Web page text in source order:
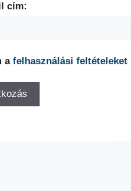
cím:
a felhasználási feltételeket